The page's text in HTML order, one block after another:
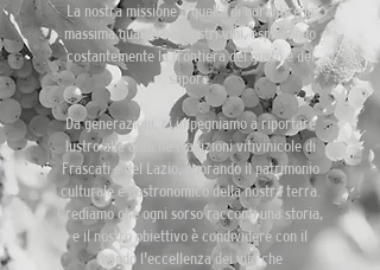
La nostra missione è quella di garantire la
massima qualità nei nostri vini, esplorando
costantemente la frontiera del gusto e del
sapore.
Da generazioni, ci impegniamo a riportare
lustro alle antiche tradizioni vitivinicole di
Frascati e del Lazio, onorando il patrimonio
culturale e gastronomico della nostra terra.
Crediamo che ogni sorso racconti una storia,
e il nostro obiettivo è condividere con il
mondo l'eccellenza dei vini che